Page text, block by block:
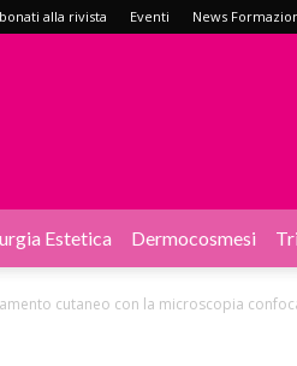
alla rivista Eventi News
Estetica Dermocosmesi
cutaneo con la microscopia